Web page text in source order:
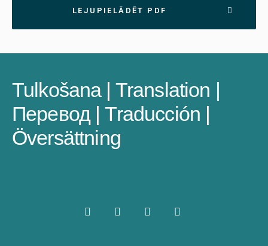
LEJUPIELĀDĒT PDF
Tulkošana | Translation |
Перевод | Traducción |
Översättning